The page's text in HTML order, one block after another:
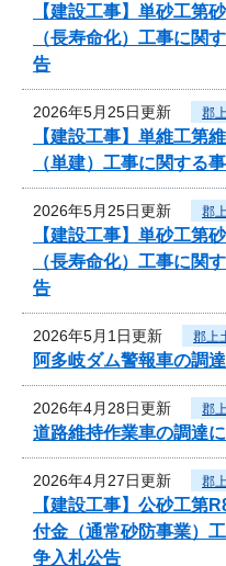
【建設工事】単砂工第
（長寿命化）工事に関
告
2026年5月25日更新 郡
【建設工事】単維工第
（単建）工事に関する
2026年5月25日更新 郡
【建設工事】単砂工第
（長寿命化）工事に関
告
2026年5月1日更新 郡上
阿多岐ダム警報車の調
2026年4月28日更新 郡
道路維持作業車の調達
2026年4月27日更新 郡
【建設工事】公砂工
付金（通常砂防事業）
争入札公告